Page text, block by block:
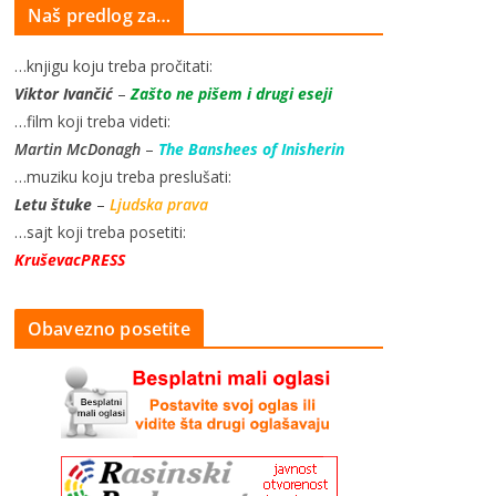
Naš predlog za…
…knjigu koju treba pročitati:
Viktor Ivančić– Zašto ne pišem i drugi eseji
…film koji treba videti:
Martin McDonagh – The Banshees of Inisherin
…muziku koju treba preslušati:
Letu štuke – Ljudska prava
…sajt koji treba posetiti:
KruševacPRESS
Obavezno posetite